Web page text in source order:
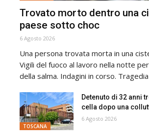
Trovato morto dentro una
paese sotto choc
6 Agosto 2026
Una persona trovata morta in una
Vigili del fuoco al lavoro nella notte
della salma. Indagini in corso. Tragedia
TOSCANA
Detenuto di 32 anni
cella dopo una
6 Agosto 2026